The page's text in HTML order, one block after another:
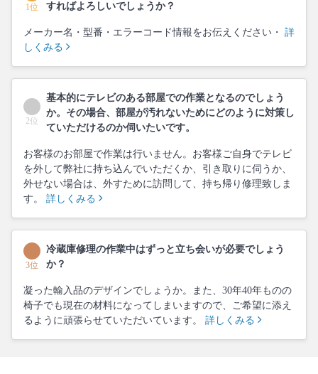
1位
すればよろしいでしょうか？
メーカー名・型番・エラーコード情報をお伝えください・ 詳
しくみる
2位
基本的にテレビのある部屋での作業となるのでしょう
か。その場合、部屋が汚れないためにどのように対策し
ていただけるのか伺いたいです。
お客様のお部屋で作業は行いません。お客様ご自身でテレビ
を外して弊社に持ち込んでいただくか、引き取りに伺うか、
外せない場合は、外すために訪問して、持ち帰り修理致しま
す。 詳しくみる
3位
冷蔵庫修理の作業中はずっと立ち会いが必要でしょう
か？
凝った輸入品のデザインでしょうか。また、30年40年ものの
椅子でも現在の材料になってしまいますので、ご希望に添え
るように頑張らせていただいています。 詳しくみる